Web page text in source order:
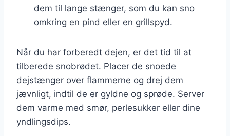
dem til lange stænger, som du kan sno
omkring en pind eller en grillspyd.
Når du har forberedt dejen, er det tid til at
tilberede snobrødet. Placer de snoede
dejstænger over flammerne og drej dem
jævnligt, indtil de er gyldne og sprøde. Server
dem varme med smør, perlesukker eller dine
yndlingsdips.